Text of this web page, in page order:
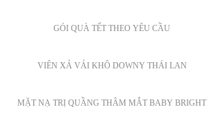
GÓI QUÀ TẾT THEO YÊU CẦU
VIÊN XẢ VẢI KHÔ DOWNY THÁI LAN
MẶT NẠ TRỊ QUẦNG THÂM MẮT BABY BRIGHT